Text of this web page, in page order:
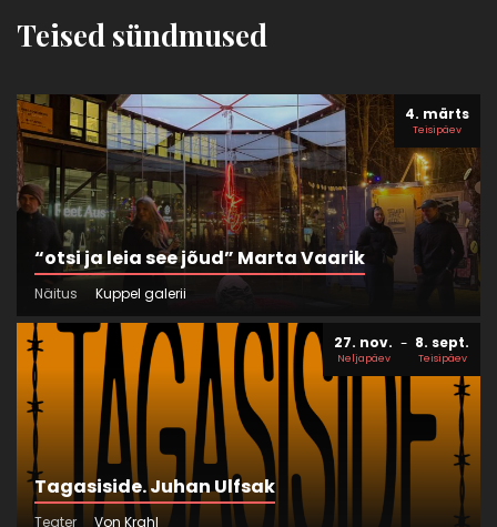
Teised sündmused
4. märts
Teisipäev
“otsi ja leia see jõud” Marta Vaarik
Näitus Kuppel galerii
27. nov.
Neljapäev
8. sept.
Teisipäev
Tagasiside. Juhan Ulfsak
Teater Von Krahl